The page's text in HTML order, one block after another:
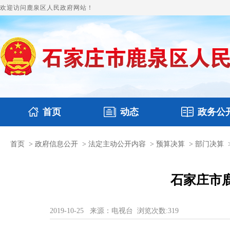
欢迎访问鹿泉区人民政府网站！
首页 动态
国务要闻 鹿泉要闻 图片新闻
政务公
政府领导 本区文件 财
首页 > 政府信息公开 > 法定主动公开内容 > 预算决算 > 部门决算
石家庄市
2019-10-25 来源：电视台 浏览次数:319